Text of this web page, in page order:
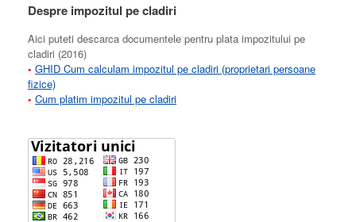
Despre impozitul pe cladiri
Aici puteti descarca documentele pentru plata impozitului pe
cladiri (2016)
• GHID Cum calculam impozitul pe cladiri (proprietari persoane
fizice)
• Cum platim impozitul pe cladiri